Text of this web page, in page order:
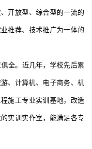
开放型、综合型的一流的
推荐、技术推广为一体的
全。近几年，学校先后累
、计算机、电子商务、机
施工专业实训基地，改造
实训实作室，能满足各专